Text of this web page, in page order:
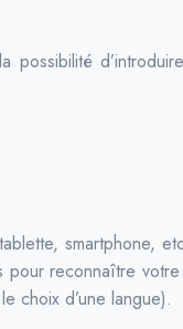
smartphone,
reconnaître
choix d’une langue).